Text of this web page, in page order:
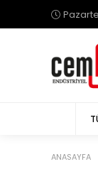
ANASAYFA